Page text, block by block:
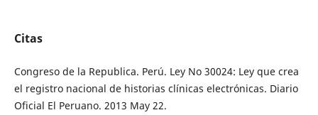
Citas
Congreso de la Republica. Perú. Ley No 30024: Ley que crea
el registro nacional de historias clínicas electrónicas. Diario
Oficial El Peruano. 2013 May 22.